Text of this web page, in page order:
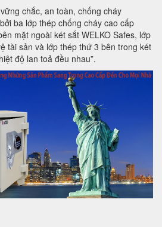
chắc, an toàn, chống cháy
ba lớp thép chống cháy cao cấp
mặt ngoài két sắt WELKO Safes, lớp
tài sản và lớp thép thứ 3 bên trong két
độ lan toả đều nhau”.